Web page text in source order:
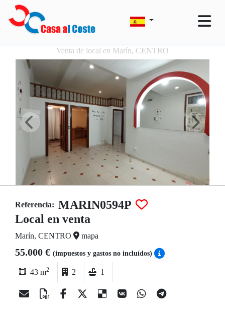
Venta de local en Marín, CENTRO
Referencia: MARIN0594P
Local en venta
Marín, CENTRO mapa
55.000 € (impuestos y gastos no incluídos)
43 m2 2 1